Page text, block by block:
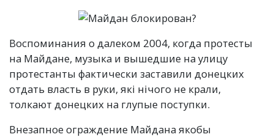
Воспоминания о далеком 2004, когда протесты
на Майдане, музыка и вышедшие на улицу
протестанты фактически заставили донецких
отдать власть в руки, які нічого не крали,
толкают донецких на глупые поступки.
Внезапное ограждение Майдана якобы